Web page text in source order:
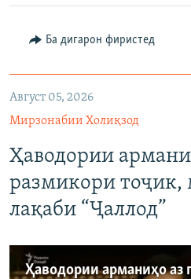
Ба дигарон фиристед
Август 05, 2026
Мирзонабии Холиқзод
Ҳаводории
размикори тоҷик,
лақаби “Ҷаллод”